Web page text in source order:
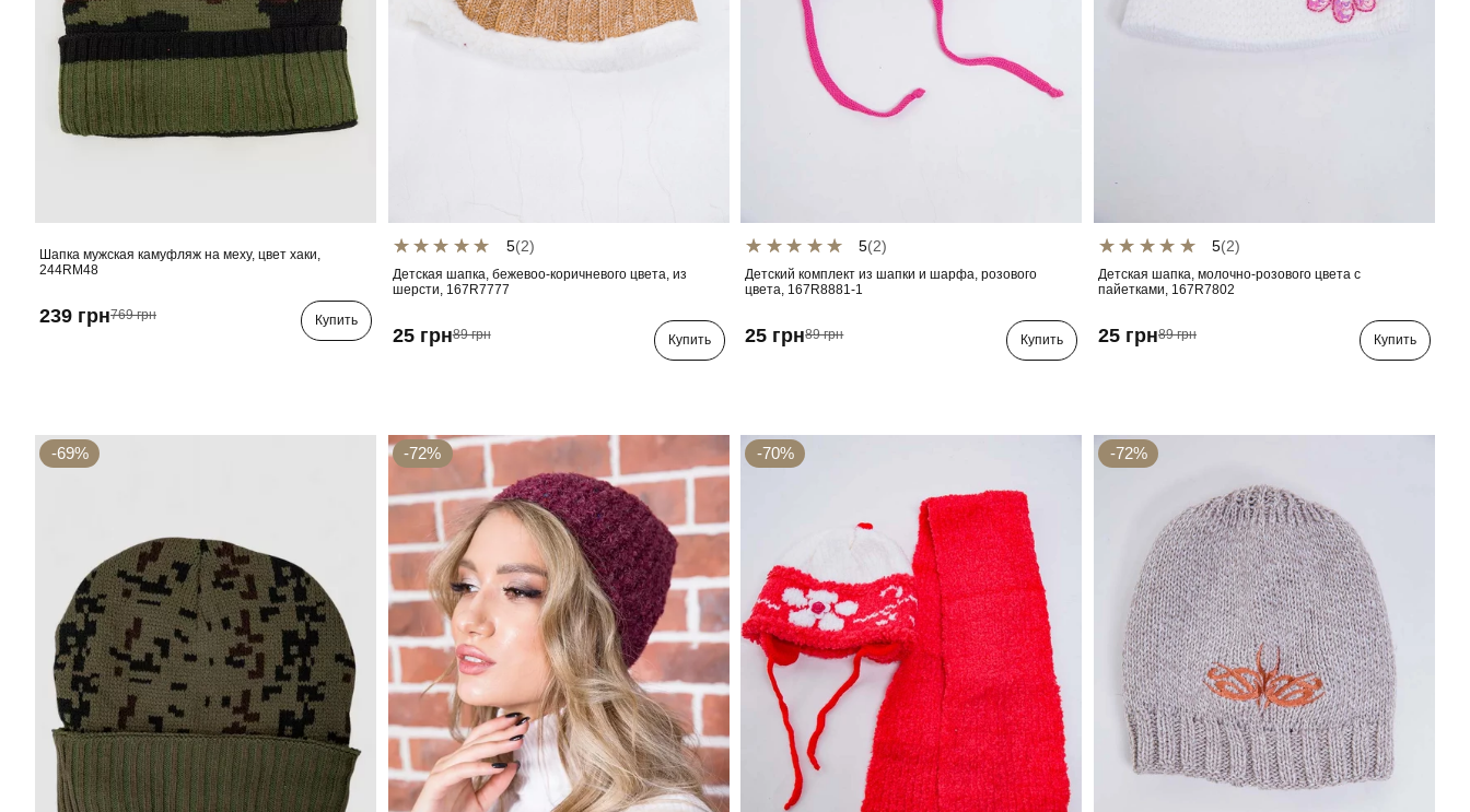
Шапка мужская камуфляж на меху, цвет хаки,
244RM48
239 грн769 грн Купить
5(2)
Детская шапка, бежевоо-коричневого цвета, из
шерсти, 167R7777
25 грн89 грн Купить
5(2)
Детский комплект из шапки и шарфа, розового
цвета, 167R8881-1
25 грн89 грн Купить
5(2)
Детская шапка, молочно-розового цвета с
пайетками, 167R7802
25 грн89 грн Купить
-69% -72% -70% -72%